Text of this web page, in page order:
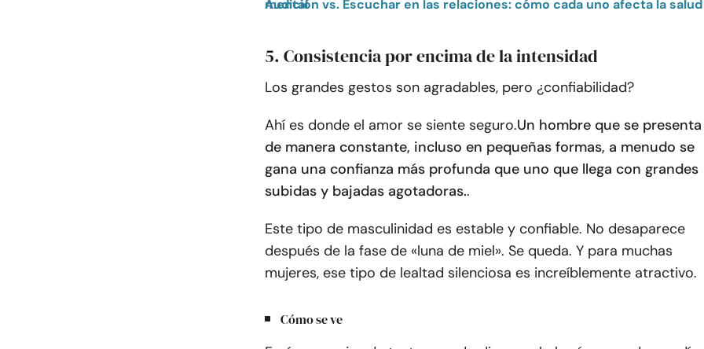
Audición vs. Escuchar en las relaciones: cómo cada uno afecta la salud mental
5. Consistencia por encima de la intensidad
Los grandes gestos son agradables, pero ¿confiabilidad?
Ahí es donde el amor se siente seguro.Un hombre que se presenta
de manera constante, incluso en pequeñas formas, a menudo se
gana una confianza más profunda que uno que llega con grandes
subidas y bajadas agotadoras..
Este tipo de masculinidad es estable y confiable. No desaparece
después de la fase de «luna de miel». Se queda. Y para muchas
mujeres, ese tipo de lealtad silenciosa es increíblemente atractivo.
Cómo se ve